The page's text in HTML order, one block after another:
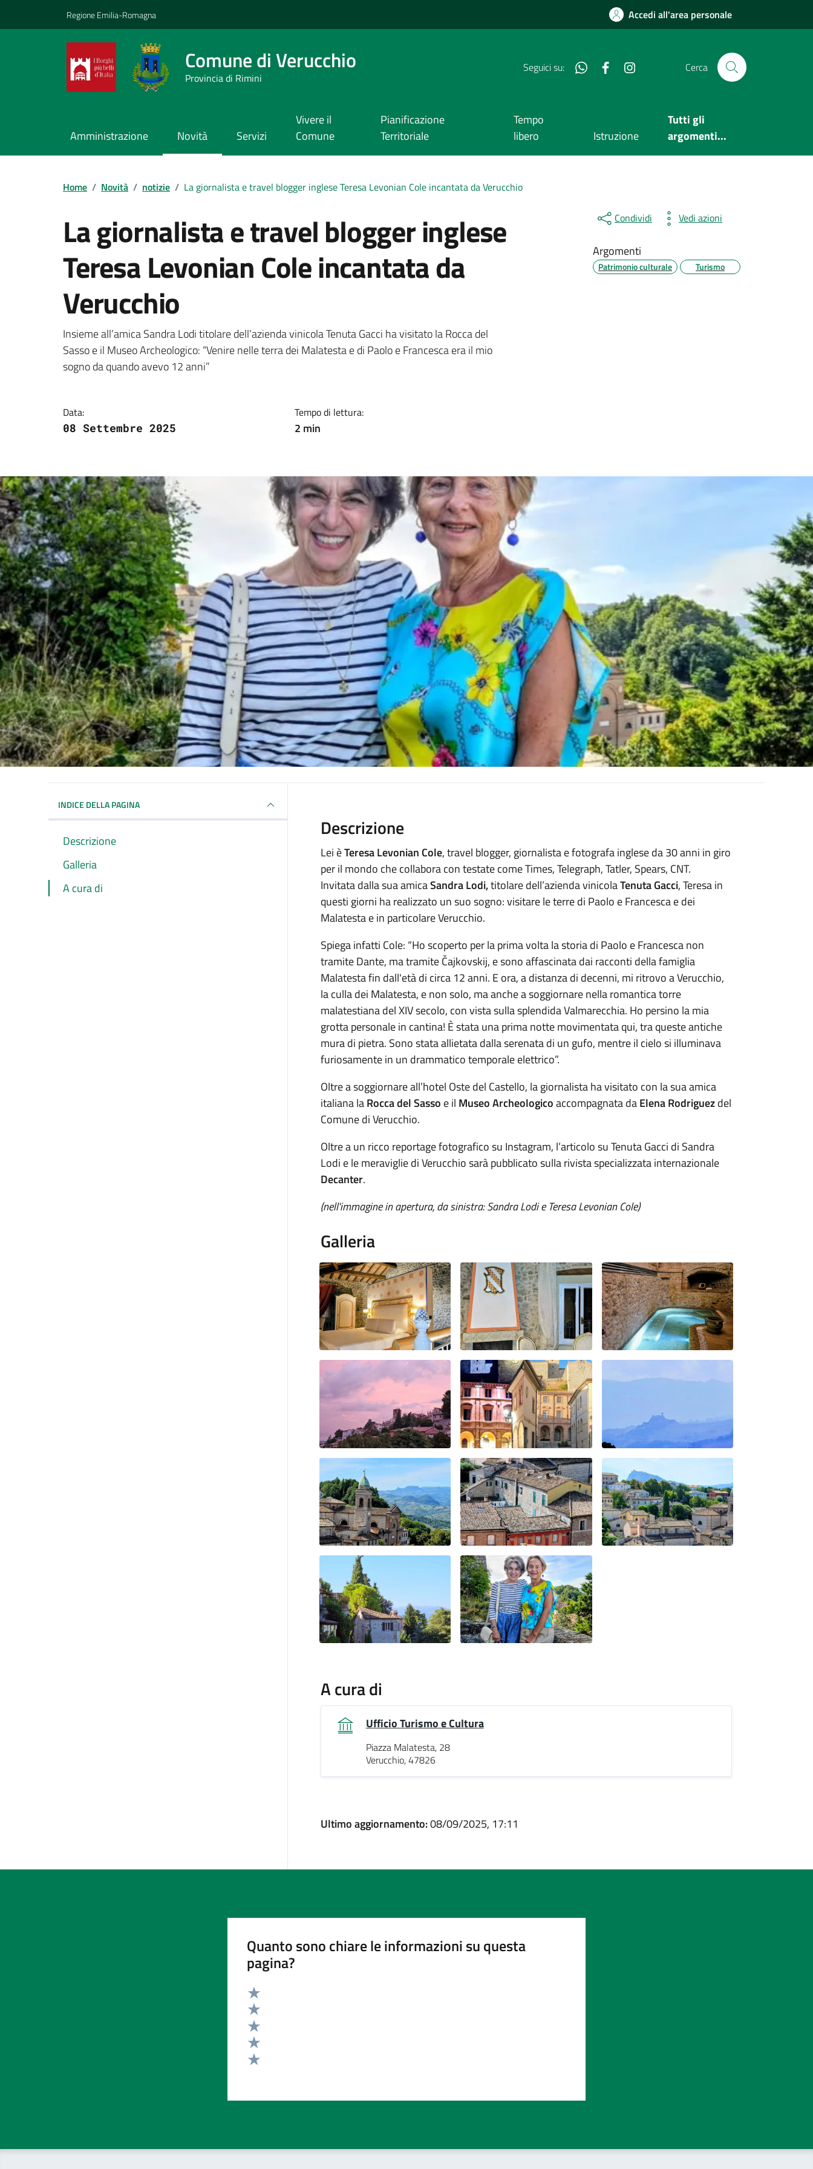
Regione Emilia-Romagna Accedi all'area personale
Comune di Verucchio
Provincia di Rimini
Seguici su: WhatsappFacebook Cerca
Amministrazione Novità Servizi
Vivere il
Comune
Pianificazione
Territoriale
Tempo
libero
Istruzione
Tutti gli
argomenti...
Home / Novità / notizie / La giornalista e travel blogger inglese Teresa Levonian Cole incantata da Verucchio
La giornalista e travel blogger inglese
Teresa Levonian Cole incantata da
Verucchio
Dettagli della notizia
Insieme all’amica Sandra Lodi titolare dell’azienda vinicola Tenuta Gacci ha visitato la Rocca del
Sasso e il Museo Archeologico: “Venire nelle terra dei Malatesta e di Paolo e Francesca era il mio
sogno da quando avevo 12 anni”
Data:
08 Settembre 2025
Tempo di lettura:
2 min
Condividi Vedi azioni
Argomenti
Patrimonio culturale Turismo
INDICE DELLA PAGINA
Descrizione
Galleria
A cura di
Descrizione
Lei èTeresa Levonian Cole, travel blogger, giornalista e fotografa inglese da 30 anni in giro
per il mondo che collabora con testate come Times, Telegraph, Tatler, Spears, CNT.
Invitata dalla sua amicaSandra Lodi,titolare dell’azienda vinicolaTenuta Gacci, Teresa in
questi giorni ha realizzato un suo sogno: visitare le terre di Paolo e Francesca e dei
Malatesta e in particolare Verucchio.
Spiega infatti Cole: “Ho scoperto per la prima volta la storia di Paolo e Francesca non
tramite Dante, ma tramite Čajkovskij, e sono affascinata dai racconti della famiglia
Malatesta fin dall'età di circa 12 anni. E ora, a distanza di decenni, mi ritrovo a Verucchio,
la culla dei Malatesta, e non solo, ma anche a soggiornare nella romantica torre
malatestiana del XIV secolo, con vista sulla splendida Valmarecchia. Ho persino la mia
grotta personale in cantina! È stata una prima notte movimentata qui, tra queste antiche
mura di pietra. Sono stata allietata dalla serenata di un gufo, mentre il cielo si illuminava
furiosamente in un drammatico temporale elettrico”.
Oltre a soggiornare all’hotel Oste del Castello, la giornalista ha visitato con la sua amica
italiana laRocca del Sasso e il Museo Archeologicoaccompagnata daElena Rodriguezdel
Comune di Verucchio.
Oltre a un ricco reportage fotografico su Instagram, l’articolo su Tenuta Gacci di Sandra
Lodi e le meraviglie di Verucchio sarà pubblicato sulla rivista specializzata internazionale
Decanter.
(nell'immagine in apertura, da sinistra: Sandra Lodi e Teresa Levonian Cole)
Galleria
A cura di
Ufficio Turismo e Cultura
Piazza Malatesta, 28
Verucchio, 47826
Ultimo aggiornamento:08/09/2025, 17:11
Quanto sono chiare le informazioni su questa
pagina?
Valuta 5 stelle su 5
Valuta 4 stelle su 5
Valuta 3 stelle su 5
Valuta 2 stelle su 5